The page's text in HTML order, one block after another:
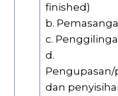
finished)
b.
c.
d.
dan